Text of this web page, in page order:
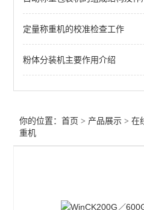
重量分级分选系统
查看全部
定量称重机的校准检查工作
粉体分装机主要作用介绍
你的位置：首页 > 产品展示 >在
重机